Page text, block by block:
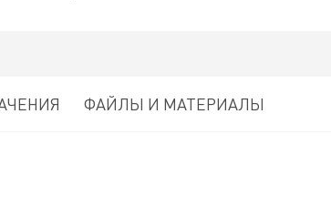
ФАЙЛЫ И МАТЕРИАЛЫ